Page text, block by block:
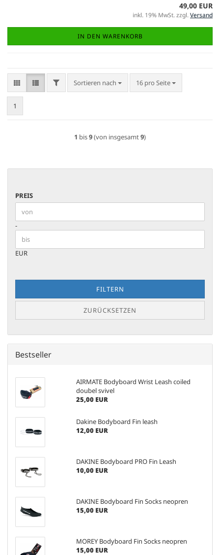
49,00 EUR
inkl. 19% MwSt. zzgl.Versand
IN DEN WARENKORB
FILTERSortieren nach
Sortieren nach 16 pro Seite
pro Seite
1
1 bis9(von insgesamt9)
PREIS
PREIS
Preis bis
-
EUR
FILTERN
ZURÜCKSETZEN
Bestseller
AIRMATE Bodyboard Wrist Leash coiled
doubel svivel
25,00 EUR
Dakine Bodyboard Fin leash
12,00 EUR
DAKINE Bodyboard PRO Fin Leash
10,00 EUR
DAKINE Bodyboard Fin Socks neopren
15,00 EUR
MOREY Bodyboard Fin Socks neopren
15,00 EUR